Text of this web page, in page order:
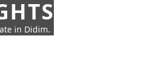
in Didim.